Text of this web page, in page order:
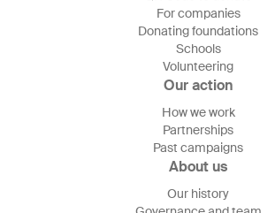
For companies
Donating foundations
Schools
Volunteering
Our action
How we work
Partnerships
Past campaigns
About us
Our history